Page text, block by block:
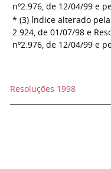
nº2.976, de 12/04/99 e
* (3) Índice alterado pela
2.924, de 01/07/98 e
nº2.976, de 12/04/99 e
Resoluções 1998